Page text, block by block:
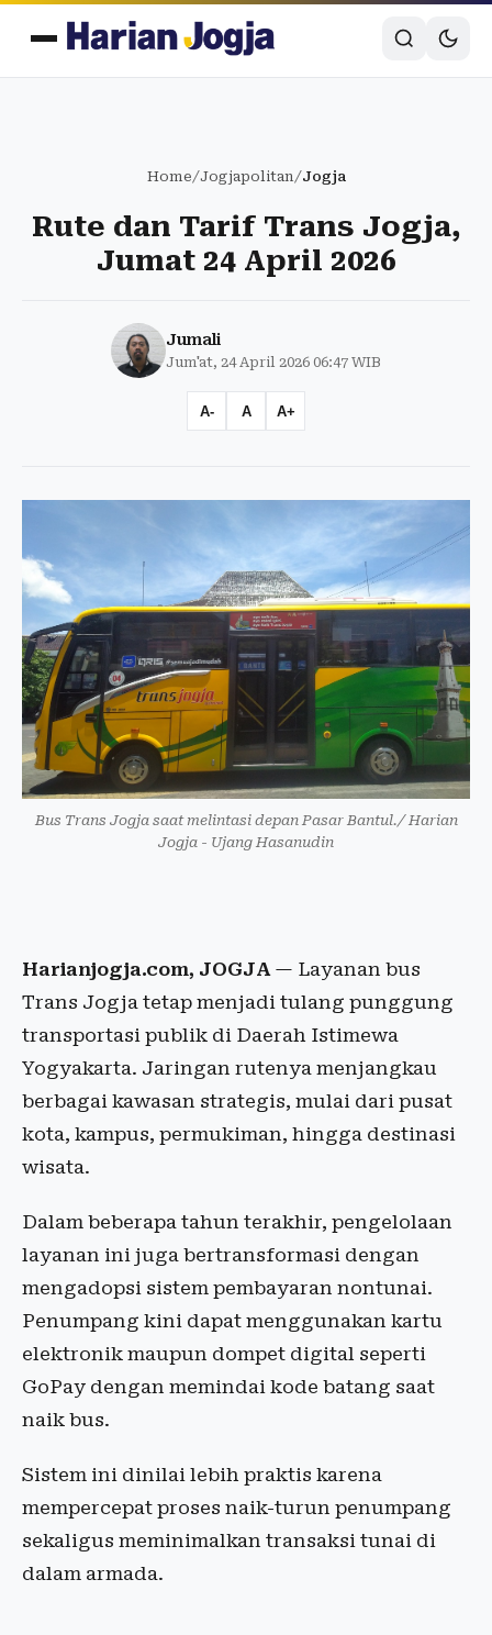
Home/Jogjapolitan/Jogja
Rute dan Tarif Trans Jogja,
Jumat 24 April 2026
Jumali
Jum'at, 24 April 2026 06:47 WIB
A- A A+
Bus Trans Jogja saat melintasi depan Pasar Bantul./ Harian
Jogja - Ujang Hasanudin
Harianjogja.com, JOGJA— Layanan bus
Trans Jogja tetap menjadi tulang punggung
transportasi publik di Daerah Istimewa
Yogyakarta. Jaringan rutenya menjangkau
berbagai kawasan strategis, mulai dari pusat
kota, kampus, permukiman, hingga destinasi
wisata.
Dalam beberapa tahun terakhir, pengelolaan
layanan ini juga bertransformasi dengan
mengadopsi sistem pembayaran nontunai.
Penumpang kini dapat menggunakan kartu
elektronik maupun dompet digital seperti
GoPay dengan memindai kode batang saat
naik bus.
Sistem ini dinilai lebih praktis karena
mempercepat proses naik-turun penumpang
sekaligus meminimalkan transaksi tunai di
dalam armada.